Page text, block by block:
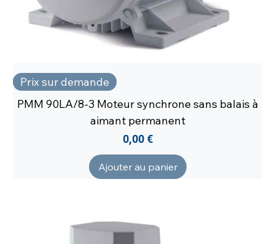
Prix sur demande
PMM 90LA/8-3 Moteur synchrone sans balais à
aimant permanent
Prix
0,00 €
Ajouter au panier